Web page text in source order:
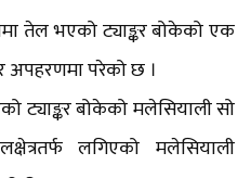
तेल भएको ट्याङ्कर बोकेको एक
अपहरणमा परेको छ ।
ट्याङ्कर बोकेको मलेसियाली सो
लगिएको मलेसियाली